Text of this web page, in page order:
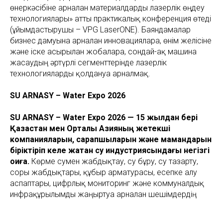
өнеркәсібіне арналған материалдарды лазерлік өңдеу
технологиялары» атты практикалық конференция өтеді
(ұйымдастырушы – VPG LaserONE). Баяндамалар
бизнес дамуына арналған инновацияларға, өнім желісіне
және іске асырылған жобаларға, сондай-ақ машина
жасаудың әртүрлі сегменттерінде лазерлік
технологияларды қолдануға арналмақ.
SU ARNASY – Water Expo 2026
SU ARNASY – Water Expo 2026 — 15 жылдан бері
Қазақстан мен Орталық Азияның жетекші
компанияларын, сарапшыларын және мамандарын
біріктіріп келе жатқан су индустриясындағы негізгі
оқиға. Көрме сумен жабдықтау, су бұру, су тазарту,
сорғы жабдықтары, құбыр арматурасы, есепке алу
аспаптары, цифрлық мониторинг және коммуналдық
инфрақұрылымды жаңғыртуға арналған шешімдердің